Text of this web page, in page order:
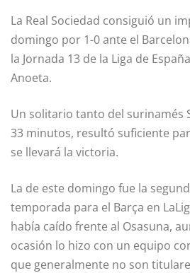
La Real Sociedad consiguió un
domingo por 1-0 ante el
la Jornada 13 de la Liga de
Anoeta.
Un solitario tanto del surinamés
33 minutos, resultó suficiente
se llevará la victoria.
La de este domingo fue la
temporada para el Barça en
había caído frente al Osasuna,
ocasión lo hizo con un equipo
que generalmente no son